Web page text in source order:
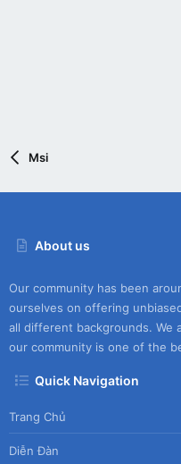
Msi
About us
Our community has been
ourselves on offering
all different backgrounds. We
our community is one of the
Quick Navigation
Trang Chủ
Diễn Đàn